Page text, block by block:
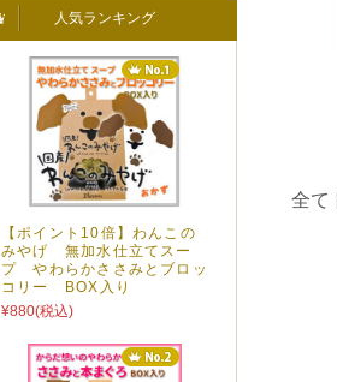
全て
人気ランキング
【ポイント10倍】わんこの
みやげ 無加水仕立てスー
プ やわらかささみとブロッ
コリー BOX入り
¥880(税込)